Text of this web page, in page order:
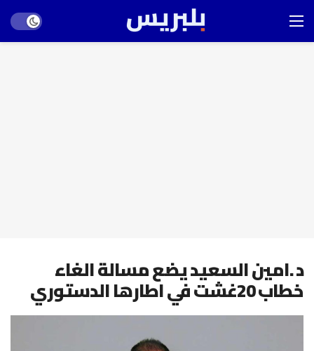
mode
د .امين السعيد يضع مسالة الغاء
خطاب 20غشت في اطارها الدستوري